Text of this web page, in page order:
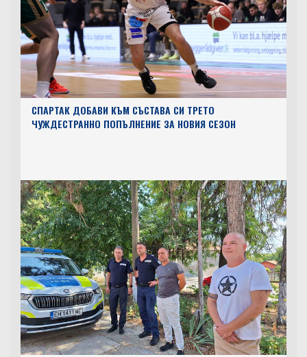
СПАРТАК ДОБАВИ КЪМ СЪСТАВА СИ ТРЕТО
ЧУЖДЕСТРАННО ПОПЪЛНЕНИЕ ЗА НОВИЯ СЕЗОН